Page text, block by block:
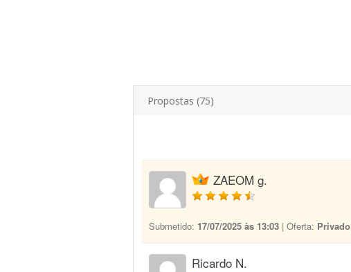
Propostas (75)
ZAEOM g.
Submetido: 17/07/2025 às 13:03 | Oferta: Privado
Ricardo N.